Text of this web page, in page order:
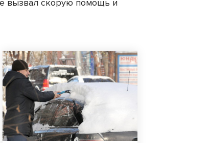
вызвал скорую помощь и